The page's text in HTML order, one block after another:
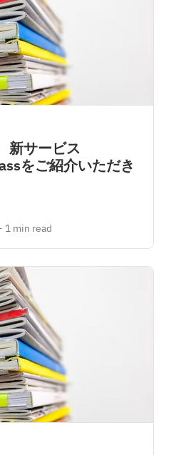
新サービス
をご紹介いただき
- 1 min read